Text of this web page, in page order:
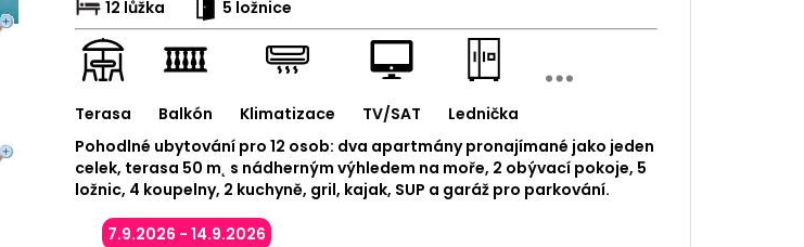
12 lůžka
5 ložnice
Terasa Balkón Klimatizace TV/SAT
Lednička
Pohodlné ubytování pro 12 osob: dva apartmány pronajímané jako jeden
celek, terasa 50 m˛ s nádherným výhledem na moře, 2 obývací pokoje, 5
ložnic, 4 koupelny, 2 kuchyně, gril, kajak, SUP a garáž pro parkování.
7.9.2026 - 14.9.2026